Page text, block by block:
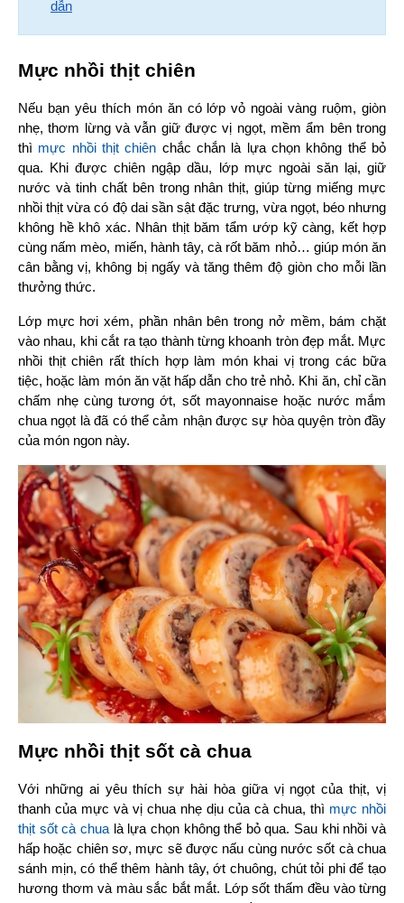
dẫn
Mực nhồi thịt chiên
Nếu bạn yêu thích món ăn có lớp vỏ ngoài vàng ruộm, giòn
nhẹ, thơm lừng và vẫn giữ được vị ngọt, mềm ẩm bên trong
thì mực nhồi thịt chiên chắc chắn là lựa chọn không thể bỏ
qua. Khi được chiên ngập dầu, lớp mực ngoài săn lại, giữ
nước và tinh chất bên trong nhân thịt, giúp từng miếng mực
nhồi thịt vừa có độ dai sần sật đặc trưng, vừa ngọt, béo nhưng
không hề khô xác. Nhân thịt băm tẩm ướp kỹ càng, kết hợp
cùng nấm mèo, miến, hành tây, cà rốt băm nhỏ… giúp món ăn
cân bằng vị, không bị ngấy và tăng thêm độ giòn cho mỗi lần
thưởng thức.
Lớp mực hơi xém, phần nhân bên trong nở mềm, bám chặt
vào nhau, khi cắt ra tạo thành từng khoanh tròn đẹp mắt. Mực
nhồi thịt chiên rất thích hợp làm món khai vị trong các bữa
tiệc, hoặc làm món ăn vặt hấp dẫn cho trẻ nhỏ. Khi ăn, chỉ cần
chấm nhẹ cùng tương ớt, sốt mayonnaise hoặc nước mắm
chua ngọt là đã có thể cảm nhận được sự hòa quyện tròn đầy
của món ngon này.
Mực nhồi thịt sốt cà chua
Với những ai yêu thích sự hài hòa giữa vị ngọt của thịt, vị
thanh của mực và vị chua nhẹ dịu của cà chua, thì mực nhồi
thịt sốt cà chua là lựa chọn không thể bỏ qua. Sau khi nhồi và
hấp hoặc chiên sơ, mực sẽ được nấu cùng nước sốt cà chua
sánh mịn, có thể thêm hành tây, ớt chuông, chút tỏi phi để tạo
hương thơm và màu sắc bắt mắt. Lớp sốt thấm đều vào từng